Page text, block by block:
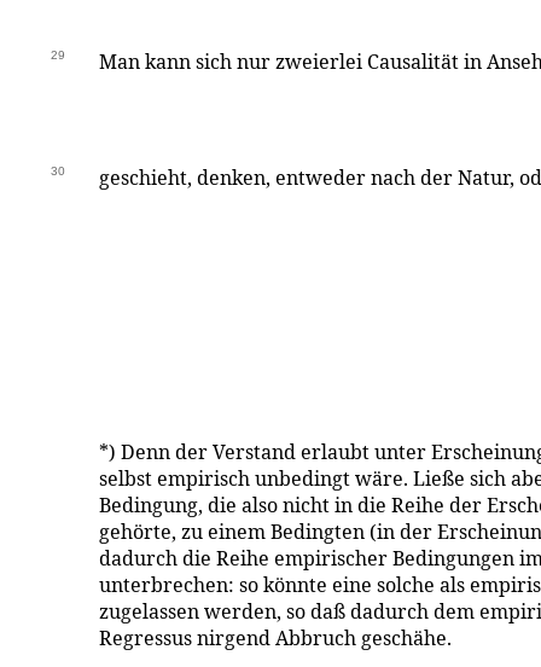
29 Man kann sich nur zweierlei Causalität in
30 geschieht, denken, entweder nach der Natur,
*) Denn der Verstand erlaubt unter
selbst empirisch unbedingt wäre. Ließe sich
Bedingung, die also nicht in die Reihe der
gehörte, zu einem Bedingten (in der
dadurch die Reihe empirischer Bedingungen
unterbrechen: so könnte eine solche als
zugelassen werden, so daß dadurch dem
Regressus nirgend Abbruch geschähe.